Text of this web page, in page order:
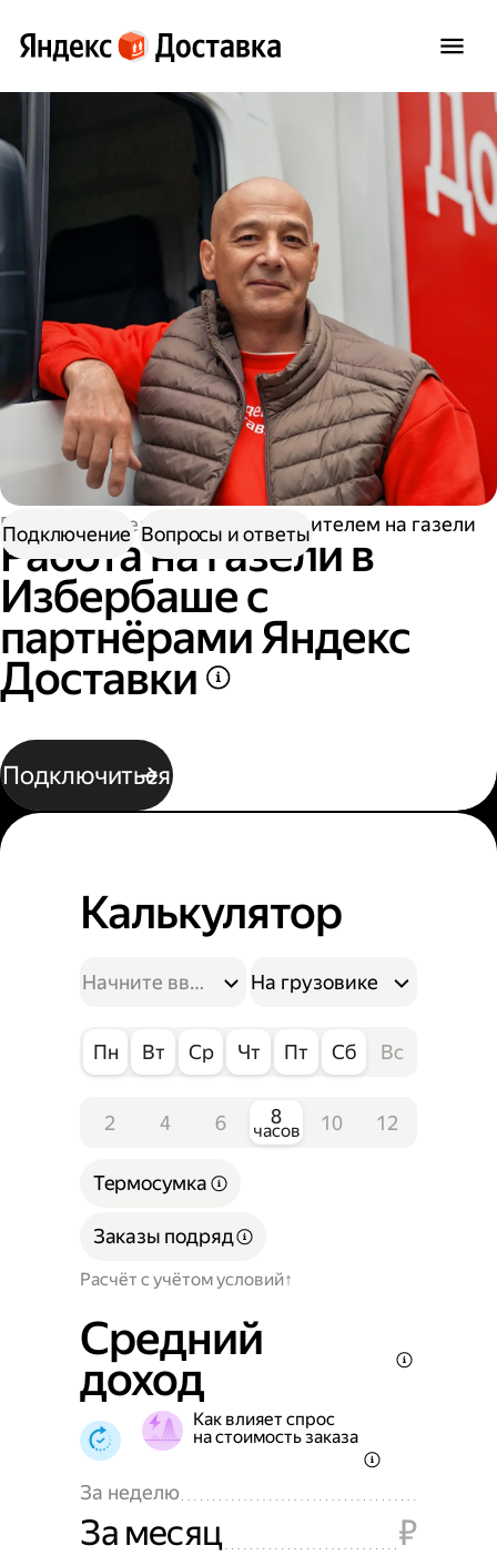
Работа водителем Работа водителем на газели
Работа на газели в
Избербаше с
партнёрами Яндекс
Доставки
Подключиться
Подключение Вопросы и ответы
Калькулятор
На грузовике
Пн Вт Ср Чт Пт Сб Вс
2 4 6 8
часов 10 12
Расчёт с учётом условий
Термосумка
Заказы подряд
Средний
доход
Как влияет спрос
на стоимость заказа
За неделю
За месяц ₽